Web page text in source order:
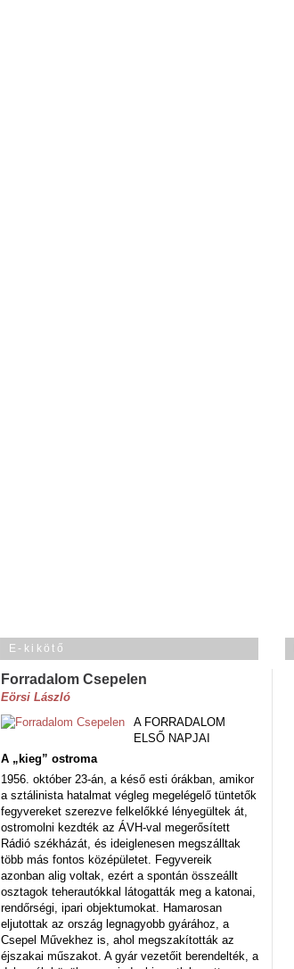
E-kikötő
Forradalom Csepelen
Eörsi László
A FORRADALOM
ELSŐ NAPJAI
A „kieg” ostroma
1956. október 23-án, a késő esti órákban, amikor
a sztálinista hatalmat végleg megelégelő tüntetők
fegyvereket szerezve felkelőkké lényegültek át,
ostromolni kezdték az ÁVH-val megerősített
Rádió székházát, és ideiglenesen megszálltak
több más fontos középületet. Fegyvereik
azonban alig voltak, ezért a spontán összeállt
osztagok teherautókkal látogatták meg a katonai,
rendőrségi, ipari objektumokat. Hamarosan
eljutottak az ország legnagyobb gyárához, a
Csepel Művekhez is, ahol megszakították az
éjszakai műszakot. A gyár vezetőit berendelték, a